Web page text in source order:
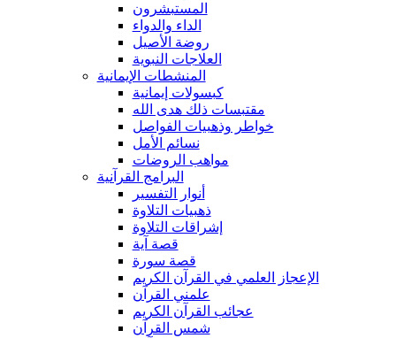
المستبشرون
الداء والدواء
روضة الأصيل
العلاجات النبوية
المنشطات الإيمانية
كبسولات إيمانية
مقتبسات ذلك هدى الله
خواطر وذهبيات الفواصل
نسائم الأمل
مواهب الروضات
البرامج القرآنية
أنوار التفسير
ذهبيات التلاوة
إشراقات التلاوة
قصة آية
قصة سورة
الإعجاز العلمي في القرآن الكريم
علمني القرآن
عجائب القرآن الكريم
شمس القرآن